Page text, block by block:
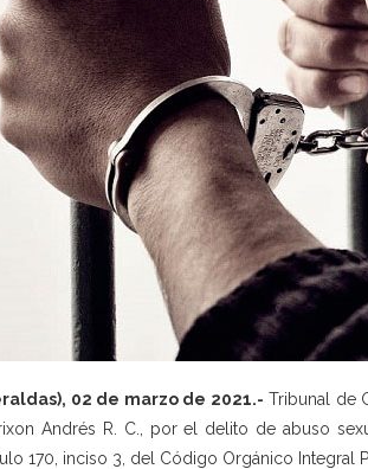
02 de marzo de 2021.- Tribunal de
Andrés R. C., por el delito de abuso
170, inciso 3, del Código Orgánico Integral